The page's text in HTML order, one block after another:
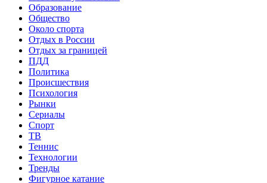
Образование
Общество
Около спорта
Отдых в России
Отдых за границей
ПДД
Политика
Происшествия
Психология
Рынки
Сериалы
Спорт
ТВ
Теннис
Технологии
Тренды
Фигурное катание